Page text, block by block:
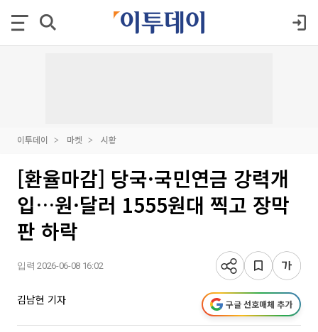
이투데이 마켓 시황
[환율마감] 당국·국민연금 강력개
입…원·달러 1555원대 찍고 장막
판 하락
입력 2026-06-08 16:02
김남현 기자 구글 선호매체 추가